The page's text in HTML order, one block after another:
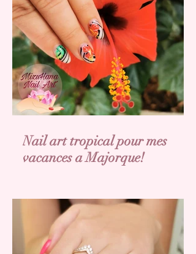
Nail art tropical pour mes
vacances a Majorque!